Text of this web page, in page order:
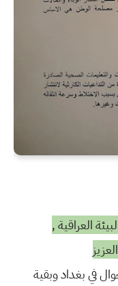
العراقية ,
في بغداد وبقية